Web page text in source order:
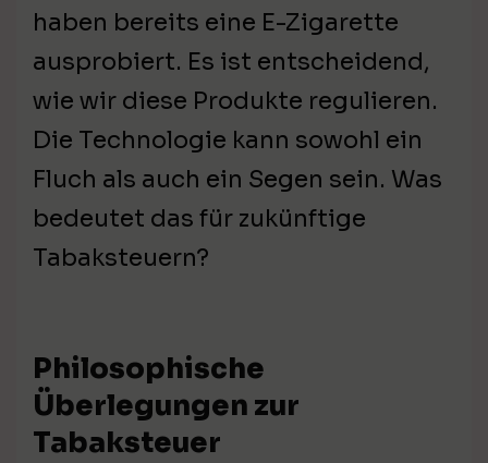
haben bereits eine E-Zigarette
ausprobiert. Es ist entscheidend,
wie wir diese Produkte regulieren.
Die Technologie kann sowohl ein
Fluch als auch ein Segen sein. Was
bedeutet das für zukünftige
Tabaksteuern?
Philosophische
Überlegungen zur
Tabaksteuer